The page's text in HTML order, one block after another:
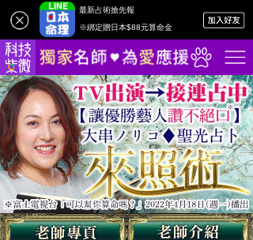
最新占術搶先報
※綁定贈日本$88元算命金